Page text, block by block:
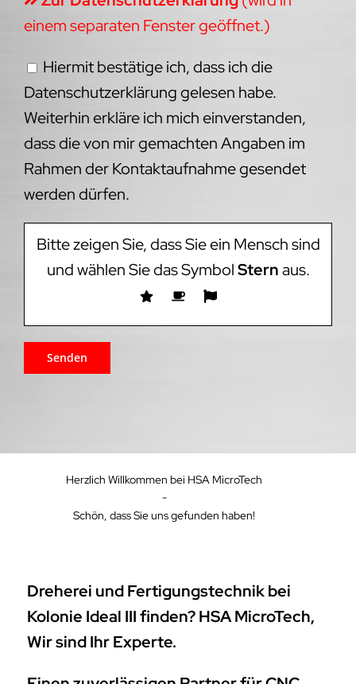
einem separaten Fenster geöffnet.)
Hiermit bestätige ich, dass ich die
Datenschutzerklärung gelesen habe.
Weiterhin erkläre ich mich einverstanden,
dass die von mir gemachten Angaben im
Rahmen der Kontaktaufnahme gesendet
werden dürfen.
Bitte zeigen Sie, dass Sie ein Mensch sind
und wählen Sie das SymbolSternaus.
Herzlich Willkommen bei HSA MicroTech
-
Schön, dass Sie uns gefunden haben!
Dreherei und Fertigungstechnik bei
Kolonie Ideal III finden? HSA MicroTech,
Wir sind Ihr Experte.